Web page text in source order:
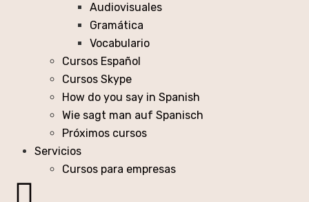
Audiovisuales
Gramática
Vocabulario
Cursos Español
Cursos Skype
How do you say in Spanish
Wie sagt man auf Spanisch
Próximos cursos
Servicios
Cursos para empresas